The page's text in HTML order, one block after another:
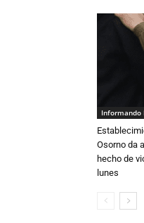
Informando
Osorno da
hecho de
lunes